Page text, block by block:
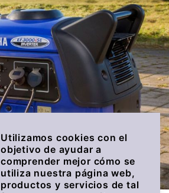
Utilizamos cookies con el
objetivo de ayudar a
comprender mejor cómo se
utiliza nuestra página web,
productos y servicios de tal